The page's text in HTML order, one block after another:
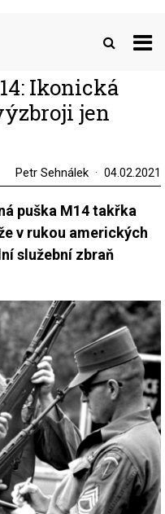
Ikonická
jen
Petr Sehnálek 04.02.2021
puška M14 takřka
v rukou amerických
služební zbraň